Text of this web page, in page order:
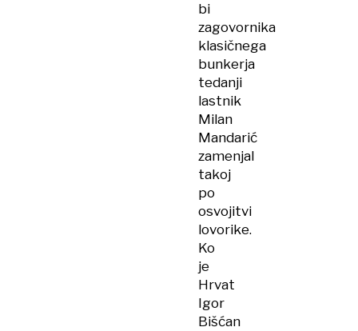
bi
zagovornika
klasičnega
bunkerja
tedanji
lastnik
Milan
Mandarić
zamenjal
takoj
po
osvojitvi
lovorike.
Ko
je
Hrvat
Igor
Bišćan